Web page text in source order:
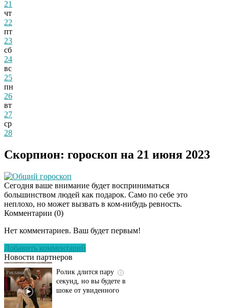
21
чт
22
пт
23
сб
24
вс
25
пн
26
вт
27
ср
28
Скорпион: гороскоп на 21 июня 2023
Общий гороскоп
Сегодня ваше внимание будет восприниматься
большинством людей как подарок. Само по себе это
неплохо, но может вызвать в ком-нибудь ревность.
Комментарии (0)
Нет комментариев. Ваш будет первым!
Добавить комментарий
Новости партнеров
Этот танец невесты
Пересмотрела 10 раз
секунд, но вы будете в
шоке от увиденного